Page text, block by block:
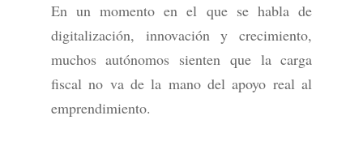
En un momento en el que se habla de
digitalización, innovación y crecimiento,
muchos autónomos sienten que la carga
fiscal no va de la mano del apoyo real al
emprendimiento.